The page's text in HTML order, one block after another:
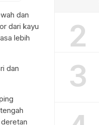
dan
dari kayu
lebih
dan
2
3